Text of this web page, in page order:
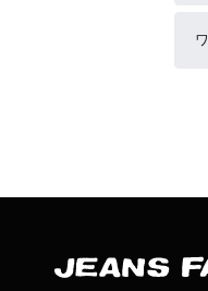
ワ